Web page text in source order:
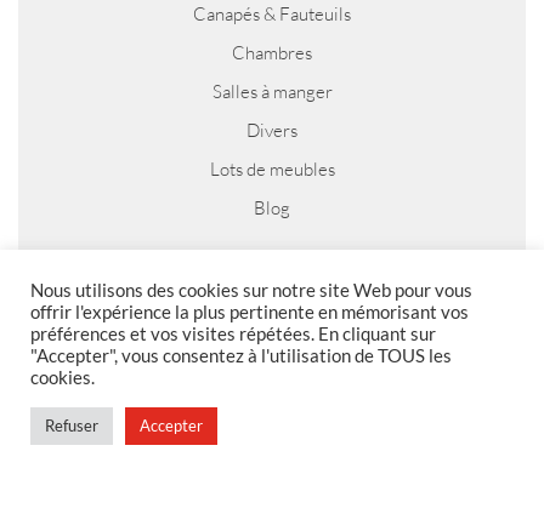
Canapés & Fauteuils
Chambres
Salles à manger
Divers
Lots de meubles
Blog
MENTIONS LEGALES
Politique de confidentialité
Conditions générales de vente
Nous utilisons des cookies sur notre site Web pour vous
offrir l'expérience la plus pertinente en mémorisant vos
préférences et vos visites répétées. En cliquant sur
"Accepter", vous consentez à l'utilisation de TOUS les
cookies.
Refuser Accepter